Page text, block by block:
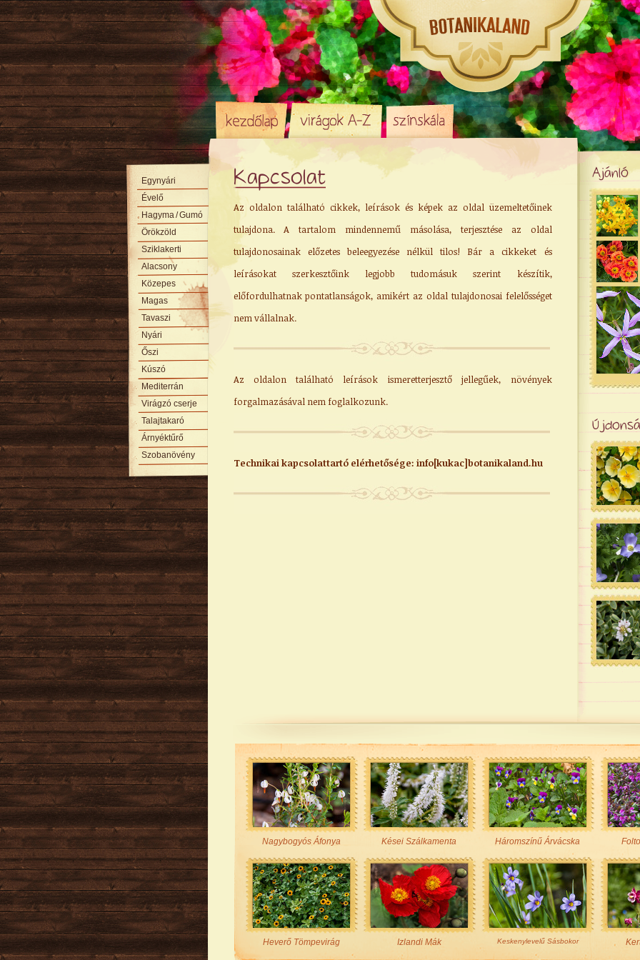
Kapcsolat
Az oldalon található cikkek, leírások és képek az oldal üzemeltetőinek
tulajdona. A tartalom mindennemű másolása, terjesztése az oldal
tulajdonosainak előzetes beleegyezése nélkül tilos! Bár a cikkeket és
leírásokat szerkesztőink legjobb tudomásuk szerint készítik,
előfordulhatnak pontatlanságok, amikért az oldal tulajdonosai felelősséget
nem vállalnak.
Az oldalon található leírások ismeretterjesztő jellegűek, növények
forgalmazásával nem foglalkozunk.
Technikai kapcsolattartó elérhetősége: info[kukac]botanikaland.hu
Ajánló
Egynyári
Évelő
Hagyma/ Gumó
Örökzöld
Sziklakerti
Alacsony
Közepes
Magas
Tavaszi
Nyári
Őszi
Kúszó
Mediterrán
Virágzó cserje
Talajtakaró
Árnyéktűrő
Szobanövény
Nagybogyós Áfonya Kései Szálkamenta Háromszínű Árvácska
Heverő Tömpevirág Izlandi Mák Keskenylevelű Sásbokor